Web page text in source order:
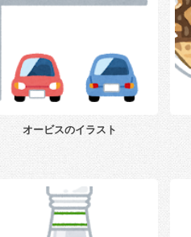
オービスのイラスト